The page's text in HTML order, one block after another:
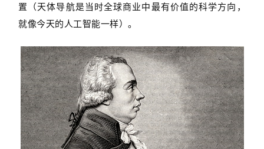
置（天体导航是当时全球商业中最有价值的科学方向，
就像今天的人工智能一样）。